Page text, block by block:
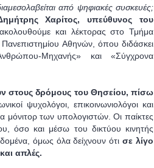
από ψηφιακές συσκευές;
Χαρίτος, υπεύθυνος του
και λέκτορας στο Τμήμα
Αθηνών, όπου διδάσκει
Μηχανής» και «Σύγχρονα
στους δρόμους του Θησείου, πίσω
ψυχολόγοι, επικοινωνιολόγοι και
των υπολογιστών. Οι παίκτες
όσο και μέσω του δικτύου κινητής
όμως όλα δείχνουν ότισε λίγο
απλές.